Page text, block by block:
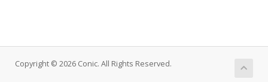
Copyright © 2026 Conic. All Rights Reserved.